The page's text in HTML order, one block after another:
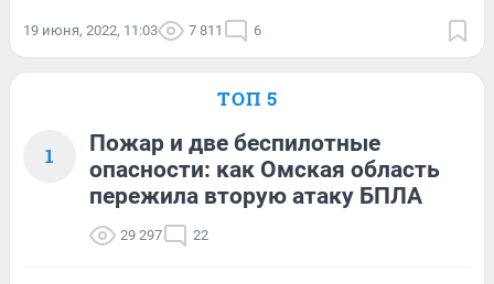
19 июня, 2022, 11:03 7 811 6
ТОП 5
1
Пожар и две беспилотные
опасности: как Омская область
пережила вторую атаку БПЛА
29 297 22